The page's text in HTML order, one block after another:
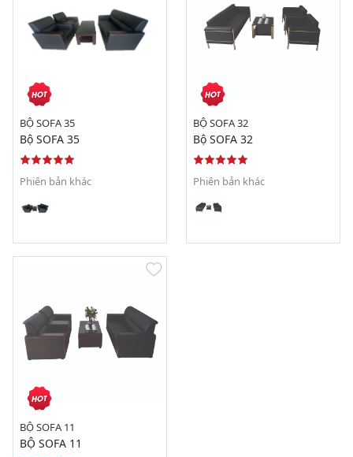
BỘ SOFA 35
Bộ SOFA 35
Phiên bản khác
BỘ SOFA 32
Bộ SOFA 32
Phiên bản khác
BỘ SOFA 11
BỘ SOFA 11